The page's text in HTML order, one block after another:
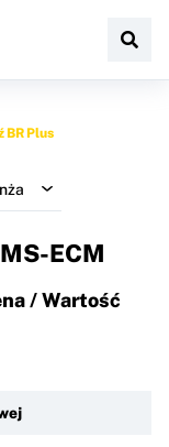
BR Plus
ECM
/ Wartość